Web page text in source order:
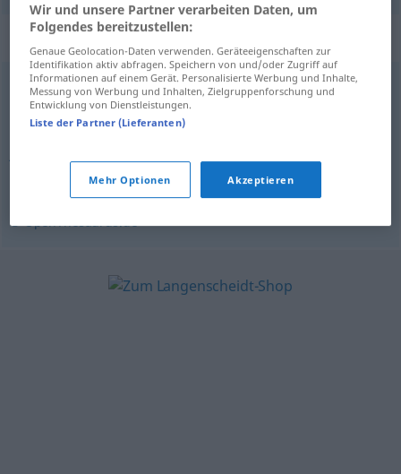
Synonyme für "tratschen"
(jemandem etwas) nachsagen,ratschen,(sich)
zuflüstern,lästern,munkeln
© OpenThesaurus.de
Wir und unsere Partner verarbeiten Daten, um
Folgendes bereitzustellen:
Genaue Geolocation-Daten verwenden. Geräteeigenschaften zur
Identifikation aktiv abfragen. Speichern von und/oder Zugriff auf
Informationen auf einem Gerät. Personalisierte Werbung und Inhalte,
Messung von Werbung und Inhalten, Zielgruppenforschung und
Entwicklung von Dienstleistungen.
Liste der Partner (Lieferanten)
Mehr Optionen Akzeptieren